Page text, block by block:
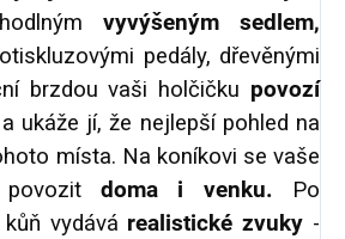
vyvýšeným sedlem,
pedály, dřevěnými
brzdou vaši holčičku povozí
a ukáže jí, že nejlepší pohled na
místa. Na koníkovi se vaše
doma i venku. Po
vydává realistické zvuky -